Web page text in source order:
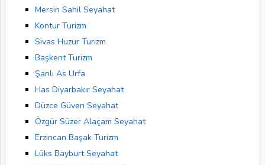
Mersin Sahil Seyahat
Kontur Turizm
Sivas Huzur Turizm
Başkent Turizm
Şanlı As Urfa
Has Diyarbakır Seyahat
Düzce Güven Seyahat
Özgür Süzer Alaçam Seyahat
Erzincan Başak Turizm
Lüks Bayburt Seyahat